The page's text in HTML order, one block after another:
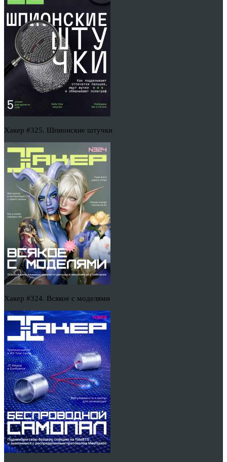
Хакер #325. Шпионские штучки
Хакер #324. Всякое с моделями